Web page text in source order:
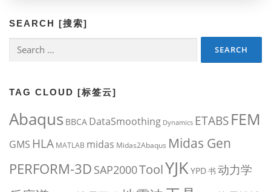
SEARCH [搜索]
for:
TAG CLOUD [标签云]
Abaqus BBCA DataSmoothing Dynamics ETABSFEM
GMS HLA MATLAB midas Midas2Abaqus Midas Gen
PERFORM-3D SAP2000ToolYJKYPD书 动力学